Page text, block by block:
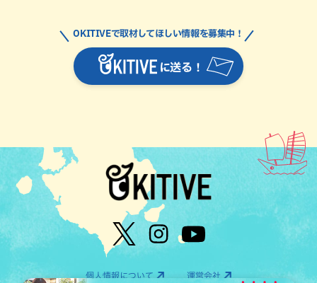
に送る！
OKITIVEで取材してほしい情報を募集中！
個人情報について 運営会社